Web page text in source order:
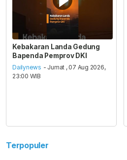
Kebakaran Landa Gedung
Bapenda Pemprov DKI
Dailynews - Jumat , 07 Aug 2026,
23:00 WIB
Terpopuler